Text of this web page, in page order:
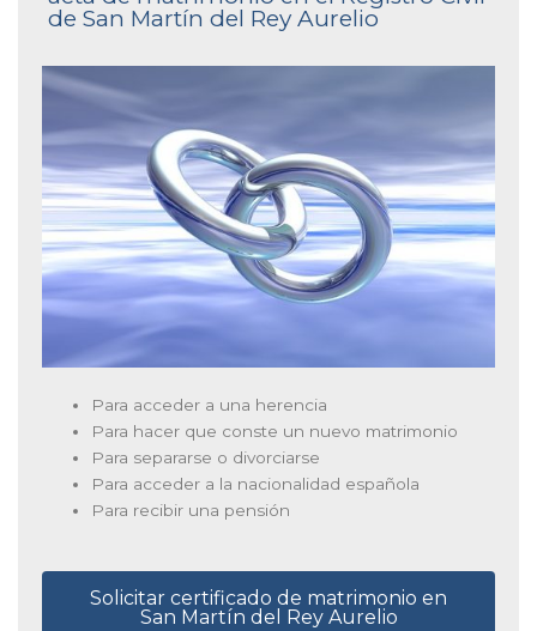
de San Martín del Rey Aurelio
Para acceder a una herencia
Para hacer que conste un nuevo matrimonio
Para separarse o divorciarse
Para acceder a la nacionalidad española
Para recibir una pensión
Solicitar certificado de matrimonio en
San Martín del Rey Aurelio